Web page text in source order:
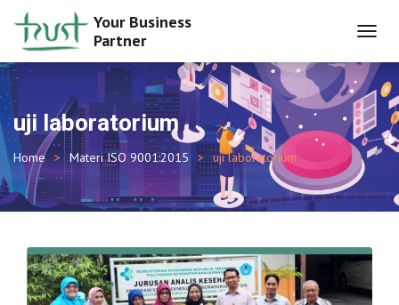
Your Business
Partner
uji laboratorium
Home Materi ISO 9001:2015 uji laboratorium